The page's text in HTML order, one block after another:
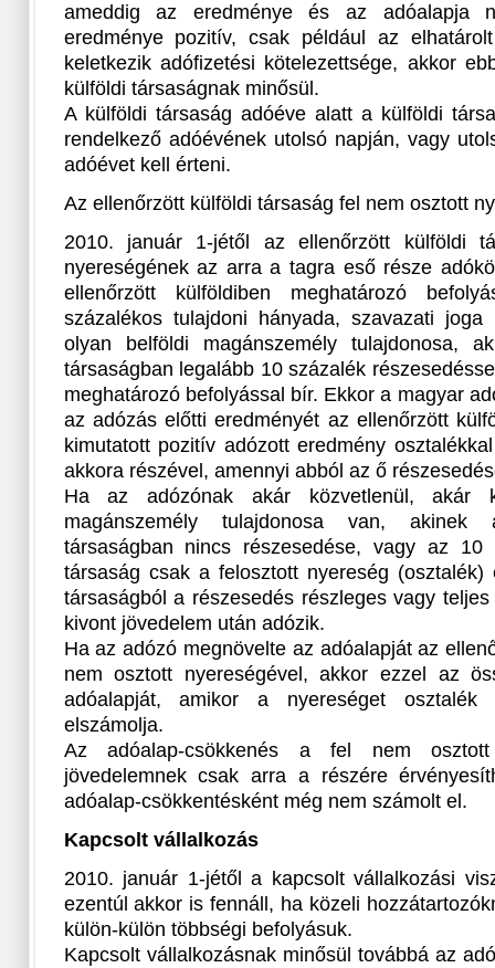
ameddig az eredménye és az adóalapja
eredménye pozitív, csak például az
keletkezik adófizetési kötelezettsége, akkor
külföldi társaságnak minősül.
A külföldi társaság adóéve alatt a külföldi
rendelkező adóévének utolsó napján, vagy
adóévet kell érteni.
Az ellenőrzött külföldi társaság fel nem osztott
2010. január 1-jétől az ellenőrzött külföldi
nyereségének az arra a tagra eső része
ellenőrzött külföldiben meghatározó
százalékos tulajdoni hányada, szavazati
olyan belföldi magánszemély tulajdonosa,
társaságban legalább 10 százalék
meghatározó befolyással bír. Ekkor a magyar
az adózás előtti eredményét az ellenőrzött
kimutatott pozitív adózott eredmény
akkora részével, amennyi abból az ő
Ha az adózónak akár közvetlenül, akár
magánszemély tulajdonosa van, akinek
társaságban nincs részesedése, vagy az
társaság csak a felosztott nyereség
társaságból a részesedés részleges vagy
kivont jövedelem után adózik.
Ha az adózó megnövelte az adóalapját az
nem osztott nyereségével, akkor ezzel az
adóalapját, amikor a nyereséget osztalék
elszámolja.
Az adóalap-csökkenés a fel nem osztott
jövedelemnek csak arra a részére
adóalap-csökkentésként még nem számolt el.
Kapcsolt vállalkozás
2010. január 1-jétől a kapcsolt vállalkozási
ezentúl akkor is fennáll, ha közeli
külön-külön többségi befolyásuk.
Kapcsolt vállalkozásnak minősül továbbá az